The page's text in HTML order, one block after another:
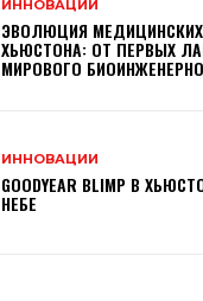
ИННОВАЦИИ
ЭВОЛЮЦИЯ
ХЬЮСТОНА: ОТ ПЕРВЫХ
МИРОВОГО
ИННОВАЦИИ
GOODYEAR BLIMP В
НЕБЕ